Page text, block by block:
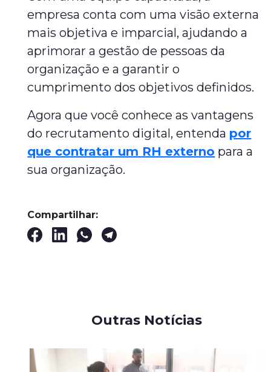
empresa conta com uma visão externa
mais objetiva e imparcial, ajudando a
aprimorar a gestão de pessoas da
organização e a garantir o
cumprimento dos objetivos definidos.
Agora que você conhece as vantagens
do recrutamento digital, entenda por
que contratar um RH externo para a
sua organização.
Compartilhar:
Outras Notícias